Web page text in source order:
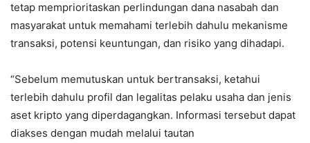
tetap memprioritaskan perlindungan dana nasabah dan
masyarakat untuk memahami terlebih dahulu mekanisme
transaksi, potensi keuntungan, dan risiko yang dihadapi.
“Sebelum memutuskan untuk bertransaksi, ketahui
terlebih dahulu profil dan legalitas pelaku usaha dan jenis
aset kripto yang diperdagangkan. Informasi tersebut dapat
diakses dengan mudah melalui tautan